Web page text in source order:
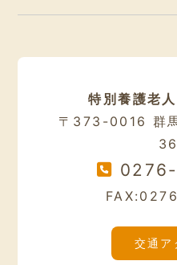
特別養護老
〒373-0016 群
交通ア